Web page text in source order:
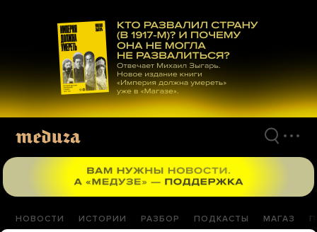
материалам
НОВОСТИ ИСТОРИИ РАЗБОР ПОДКАСТЫ МАГАЗ